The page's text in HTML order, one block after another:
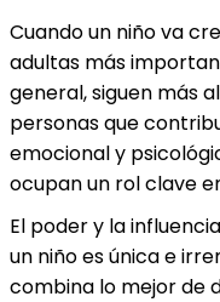
Cuando un niño va
adultas más
general, siguen más
personas que
emocional y
ocupan un rol clave
El poder y la
un niño es única e
combina lo mejor de